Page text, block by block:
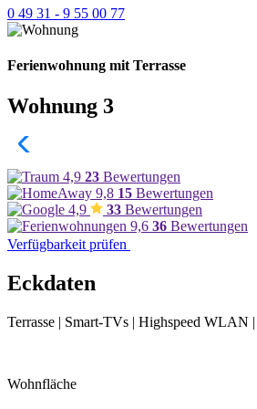
0 49 31 - 9 55 00 77
Ferienwohnung mit Terrasse
Wohnung 3
4,9 23 Bewertungen
9,8 15 Bewertungen
4,9
33 Bewertungen
9,6 36 Bewertungen
Verfügbarkeit prüfen
Eckdaten
Terrasse | Smart-TVs | Highspeed WLAN
Wohnfläche